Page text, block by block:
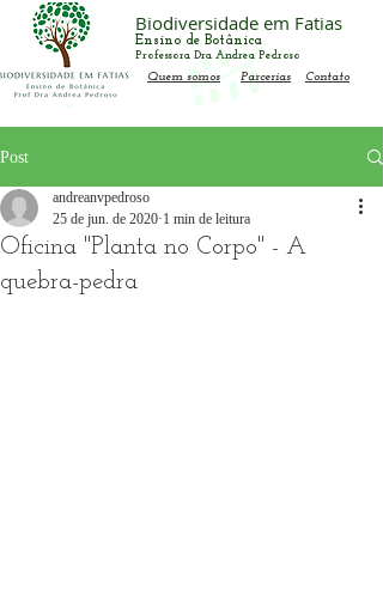
Biodiversidade em Fatias
Ensino de Botânica
Professora Dra Andrea Pedroso
Quem somos
Parcerias Contato
Post
Oficina "Planta no Corpo" - A
quebra-pedra
andreanvpedroso
25 de jun. de 2020 1 min de leitura